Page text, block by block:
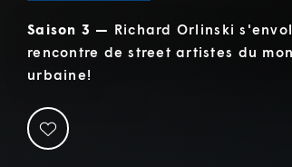
Saison 3 — Richard Orlinski
rencontre de street artistes du
urbaine!